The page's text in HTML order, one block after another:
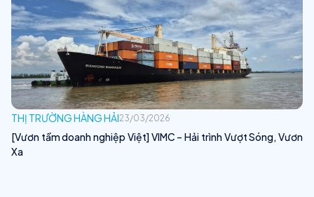
THỊ TRƯỜNG HÀNG HẢI23/03/2026
[Vươn tầm doanh nghiệp Việt] VIMC – Hải trình Vượt Sóng, Vươn
Xa